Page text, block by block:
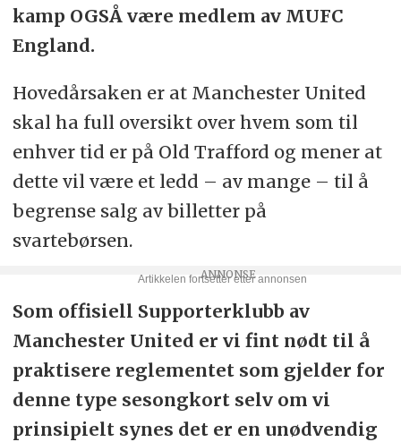
kamp OGSÅ være medlem av MUFC
England.
Hovedårsaken er at Manchester United
skal ha full oversikt over hvem som til
enhver tid er på Old Trafford og mener at
dette vil være et ledd – av mange – til å
begrense salg av billetter på
svartebørsen.
Som offisiell Supporterklubb av
Manchester United er vi fint nødt til å
praktisere reglementet som gjelder for
denne type sesongkort selv om vi
prinsipielt synes det er en unødvendig